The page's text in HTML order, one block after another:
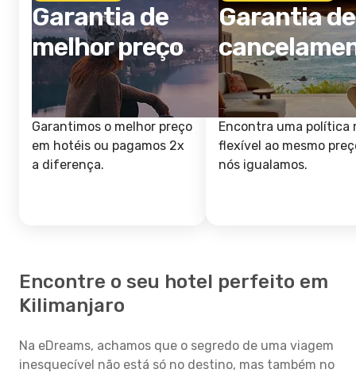
Garantia de
melhor preço
Garantimos o melhor preço
em hotéis ou pagamos 2x
a diferença.
Garantia de
Encontra uma política
flexível ao mesmo
nós igualamos.
Encontre o seu hotel perfeito em
Kilimanjaro
Na eDreams, achamos que o segredo de uma viagem
inesquecível não está só no destino, mas também no